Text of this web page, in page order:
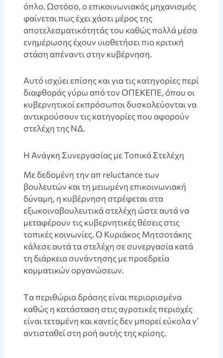
όπλο. Ωστόσο, ο επικοινωνιακός μηχανισμός
φαίνεται πως έχει χάσει μέρος της
αποτελεσματικότητάς του καθώς πολλά μέσα
ενημέρωσης έχουν υιοθετήσει πιο κριτική
στάση απέναντι στην κυβέρνηση.
Aυτό ισχύει επίσης και για τις κατηγορίες περί
διαφθοράς γύρω από τον ΟΠΕΚΕΠΕ, όπου οι
κυβερνητικοί εκπρόσωποι δυσκολεύονται να
αντικρούσουν τις κατηγορίες που αφορούν
στελέχη της ΝΔ.
Η Ανάγκη Συνεργασίας με Τοπικά Στελέχη
Με δεδομένη την απ reluctance των
βουλευτών και τη μειωμένη επικοινωνιακή
δύναμη, η κυβέρνηση στρέφεται στα
εξωκοινοβουλευτικά στελέχη ώστε αυτά να
μεταφέρουν τις κυβερνητικές θέσεις στις
τοπικές κοινωνίες. Ο Κυριάκος Μητσοτάκης
κάλεσε αυτά τα στελέχη σε συνεργασία κατά
τη διάρκεια συνάντησης με προεδρεία
κομματικών οργανώσεων.
Tα περιθώρια δράσης είναι περιορισμένα
καθώς η κατάσταση στις αγροτικές περιοχές
είναι τεταμένη και κανείς δεν μπορεί εύκολα ν’
αντισταθεί στη ροή αυτής της κρίσης.